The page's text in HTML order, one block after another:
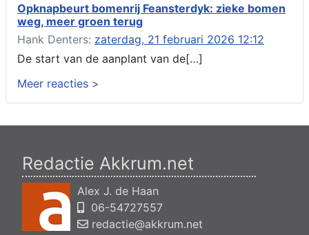
Verlening omgevingsvergunning, veranderen van twee
bruggen (renovatie), ljouwerterdyk nabij nummer 6 Akkrum
Verlening ontheffing geluid, heechein Akkrum
Melding milieubelastende activiteit aanleggen gesloten
bodemenergiesysteem, it weidl?n 14, 8491 da Akkrum
Omgevingsvergunning wateractiviteit wf-999662 aanleggen
een dam t.h.v. abbengawiersterdyk 2 te jirnsum en ter
Besluit buitenplanse omgevingsplanactiviteit (bopa), vergroten
en veranderen van een woning- en het veranderen van een
bedrijfsgebouw, polsleatwei 11 Akkrum
Aanvraag omgevingsvergunning, bouwen van een
bedrijfsverzamelgebouw, spikerboor naast nummer 11-1
Opknapbeurt bomenrij Feansterdyk: zieke bomen
weg, meer groen terug
Hank Denters: zaterdag, 21 februari 2026 12:12
De start van de aanplant van de[…]
Meer reacties >
Redactie Akkrum.net
Alex J. de Haan
06-54727557
redactie@akkrum.net